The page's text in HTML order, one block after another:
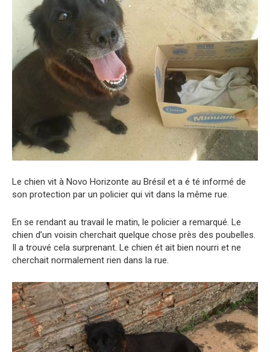
Le chien vit à Novo Horizonte au Brésil et a é té informé de
son protection par un policier qui vit dans la même rue.
En se rendant au travail le matin, le policier a remarqué. Le
chien d’un voisin cherchait quelque chose près des poubelles.
Il a trouvé cela surprenant. Le chien ét ait bien nourri et ne
cherchait normalement rien dans la rue.